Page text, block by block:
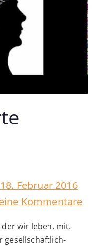
18. Februar 2016
Kommentarezu
wir leben, mit.
gesellschaftlich-